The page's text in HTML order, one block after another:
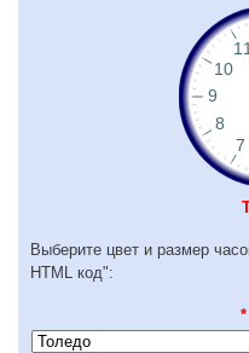
Выберите цвет и размер
HTML код":
*